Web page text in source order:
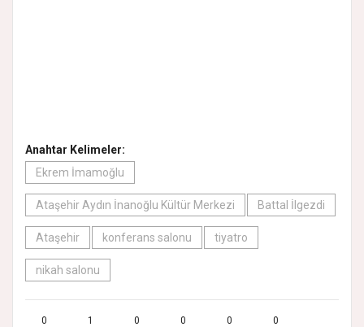
Anahtar Kelimeler:
Ekrem İmamoğlu
Ataşehir Aydın İnanoğlu Kültür Merkezi Battal İlgezdi
Ataşehir konferans salonu tiyatro
nikah salonu
0 1 0 0 0 0